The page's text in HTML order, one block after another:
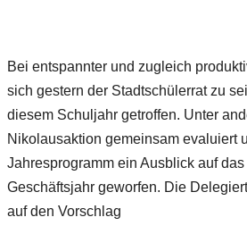
Bei entspannter und zugleich
sich gestern der Stadtschülerrat zu
diesem Schuljahr getroffen. Unter
Nikolausaktion gemeinsam evaluiert
Jahresprogramm ein Ausblick auf
Geschäftsjahr geworfen. Die
auf den Vorschlag